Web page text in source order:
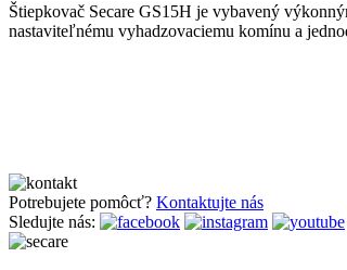
Štiepkovač Secare GS15H je vybavený
nastaviteľnému vyhadzovaciemu komínu a
Potrebujete pomôcť? Kontaktujte nás
Sledujte nás: